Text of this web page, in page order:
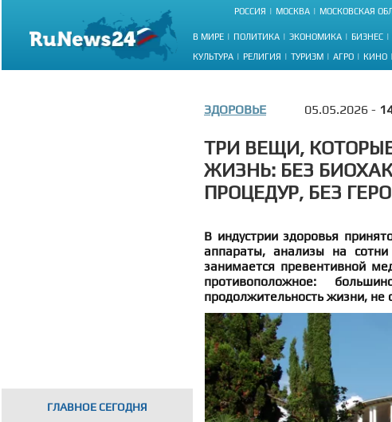
РОССИЯ МОСКВА МОСКОВСКАЯ
В МИРЕ ПОЛИТИКА ЭКОНОМИКА БИЗНЕС
КУЛЬТУРА РЕЛИГИЯ ТУРИЗМ АГРО КИНО
ГЛАВНОЕ СЕГОДНЯ
ЗДОРОВЬЕ 05.05.2026 -
ТРИ ВЕЩИ,
ЖИЗНЬ: БЕЗ
ПРОЦЕДУР, БЕЗ
В индустрии здоровья
аппараты, анализы на
занимается превентивной
противоположное:
продолжительность жизни, не